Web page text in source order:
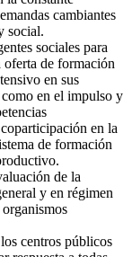
cambiantes
social.
sociales para
de formación
en sus
como en el impulso y
en la
de formación
de la
y en régimen
centros públicos